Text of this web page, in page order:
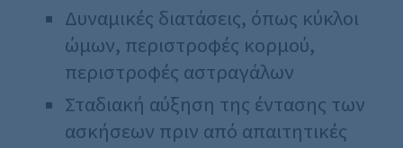
Δυναμικές διατάσεις, όπως κύκλοι
ώμων, περιστροφές κορμού,
περιστροφές αστραγάλων
Σταδιακή αύξηση της έντασης των
ασκήσεων πριν από απαιτητικές